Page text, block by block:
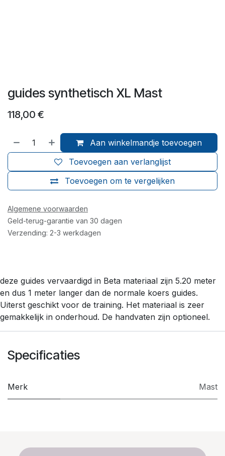
guides synthetisch XL Mast
118,00 €
Aan winkelmandje toevoegen
Toevoegen om te vergelijken
Toevoegen aan verlanglijst
Algemene voorwaarden
Geld-terug-garantie van 30 dagen
Verzending: 2-3 werkdagen
deze guides vervaardigd in Beta materiaal zijn 5.20 meter
en dus 1 meter langer dan de normale koers guides.
Uiterst geschikt voor de training. Het materiaal is zeer
gemakkelijk in onderhoud. De handvaten zijn optioneel.
Specificaties
Merk Mast